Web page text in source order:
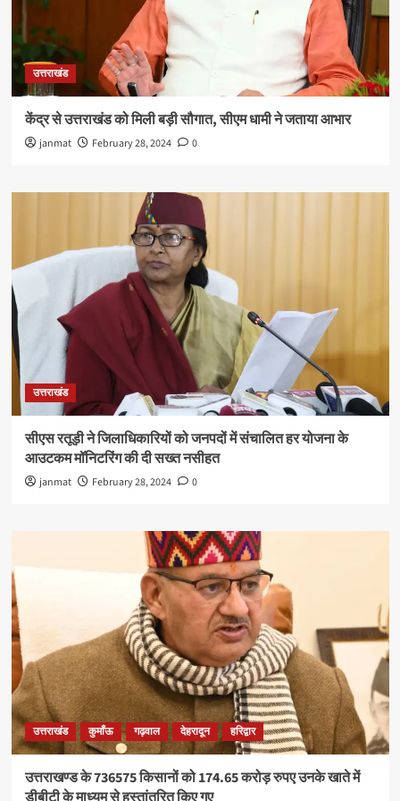
उत्तराखंड
केंद्र से उत्तराखंड को मिली बड़ी सौगात, सीएम धामी ने जताया आभार
janmat February 28, 2024 0
उत्तराखंड
सीएस रतूड़ी ने जिलाधिकारियों को जनपदों में संचालित हर योजना के
आउटकम मॉनिटरिंग की दी सख्त नसीहत
janmat February 28, 2024 0
उत्तराखंड कुमाँऊ गढ़वाल देहरादून हरिद्वार
उत्तराखण्ड के 736575 किसानों को 174.65 करोड़ रुपए उनके खाते में